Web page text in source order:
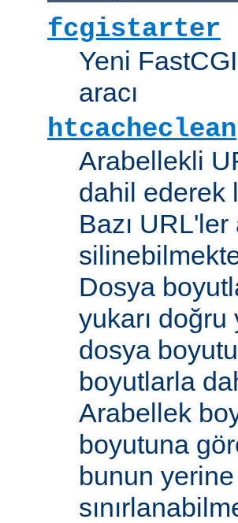
fcgistarter
Yeni
aracı
htcacheclean
Arabellekli
dahil ederek
Bazı
Dosya
yukarı
dosya
boyutlarla
Arabellek
boyutuna
bunun